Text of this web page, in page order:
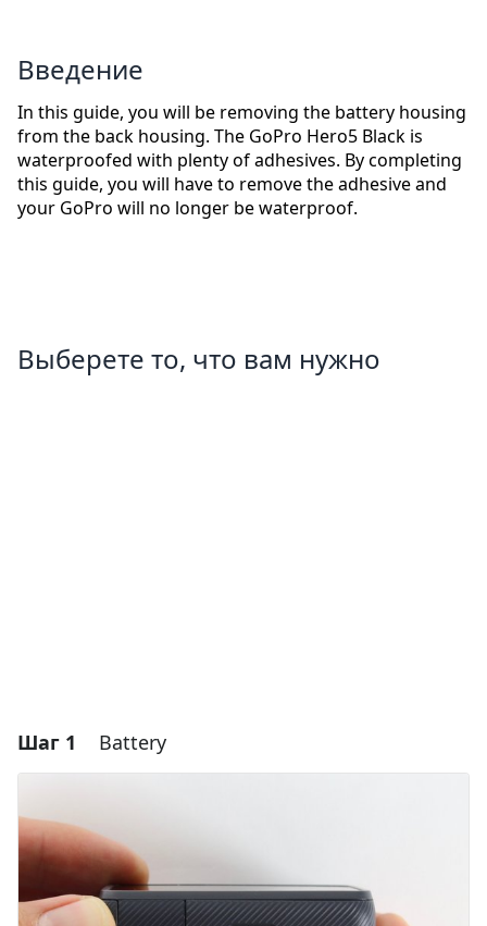
Введение
In this guide, you will be removing the battery housing
from the back housing. The GoPro Hero5 Black is
waterproofed with plenty of adhesives. By completing
this guide, you will have to remove the adhesive and
your GoPro will no longer be waterproof.
Выберете то, что вам нужно
Шаг 1 Battery